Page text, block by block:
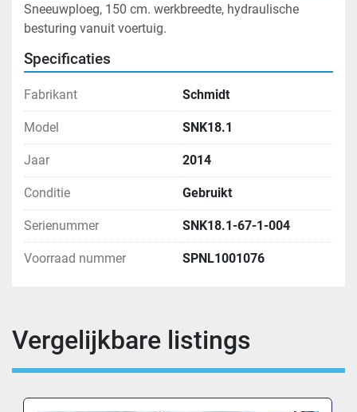
Sneeuwploeg, 150 cm. werkbreedte, hydraulische
besturing vanuit voertuig.
Specificaties
Fabrikant Schmidt
Model SNK18.1
Jaar 2014
Conditie Gebruikt
Serienummer SNK18.1-67-1-004
Voorraad nummer SPNL1001076
Vergelijkbare listings